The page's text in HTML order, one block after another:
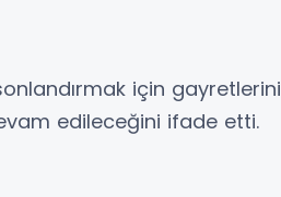
için gayretlerini
edileceğini ifade etti.